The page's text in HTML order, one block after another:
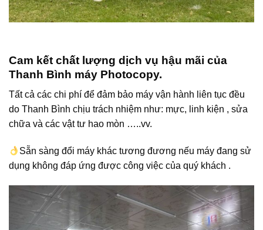
Cam kết chất lượng dịch vụ hậu mãi của
Thanh Bình máy Photocopy.
Tất cả các chi phí để đảm bảo máy vận hành liên tục đều
do Thanh Bình chịu trách nhiệm như: mực, linh kiện , sửa
chữa và các vật tư hao mòn …..vv.
Sẵn sàng đổi máy khác tương đương nếu máy đang sử
dụng không đáp ứng được công việc của quý khách .